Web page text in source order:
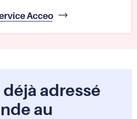
Acceo À
Acceo
et
malentendant
déjà adressé
au